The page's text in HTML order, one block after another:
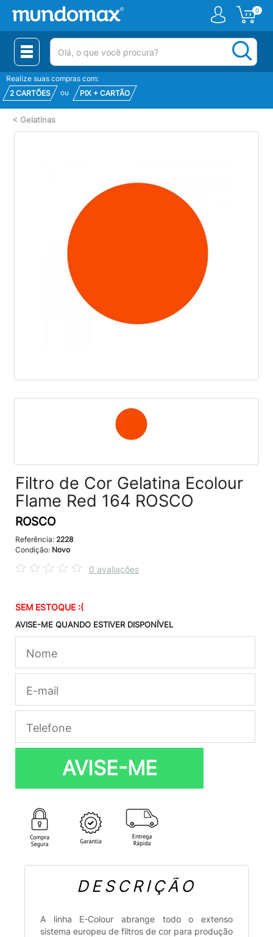
0
(pesquisar)
Realize suas compras com:
2 CARTÕES
ou PIX + CARTÃO
< Gelatinas
Filtro de Cor Gelatina Ecolour
Flame Red 164 ROSCO
ROSCO
Referência: 2228
Condição: Novo
0 avaliações
SEM ESTOQUE :(
AVISE-ME QUANDO ESTIVER DISPONÍVEL
AVISE-ME
DESCRIÇÃO
A linha E-Colour abrange todo o extenso
sistema europeu de filtros de cor para produção